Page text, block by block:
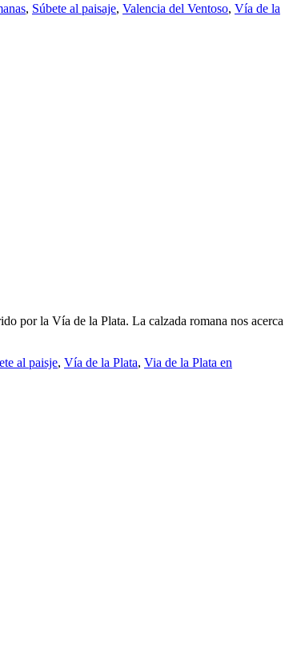
, Súbete al paisaje, Valencia del Ventoso, Vía de la
por la Vía de la Plata. La calzada romana nos acerca
al paisje, Vía de la Plata, Via de la Plata en